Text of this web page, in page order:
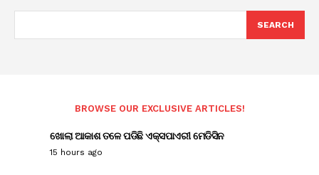
SEARCH
BROWSE OUR EXCLUSIVE ARTICLES!
ଖୋଲା ଆକାଶ ତଳେ ପଡିଛି ଏକ୍ସପାଏରୀ ମେଡିସିନ
15 hours ago